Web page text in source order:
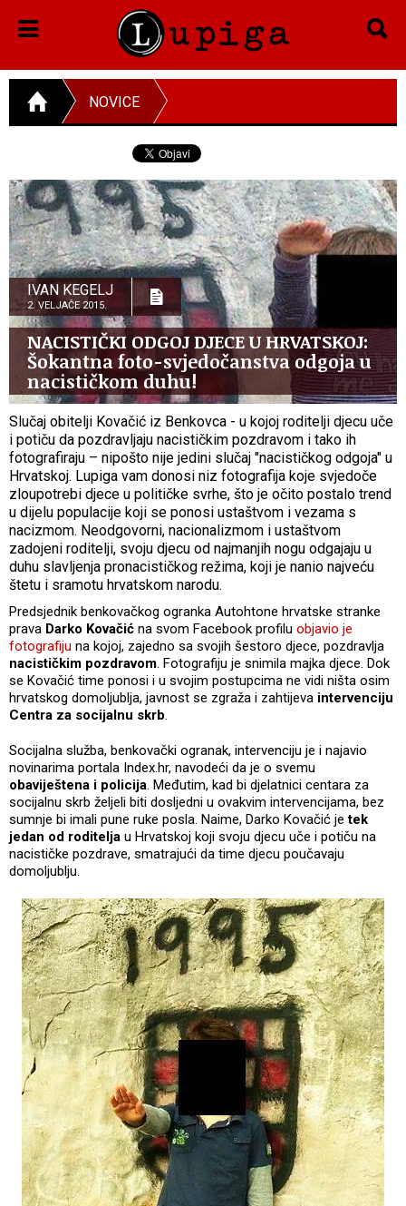
NOVICE
IVAN KEGELJ
2. VELJAČE 2015.
NACISTIČKI ODGOJ DJECE U HRVATSKOJ:
Šokantna foto-svjedočanstva odgoja u
nacističkom duhu!
Slučaj obitelji Kovačić iz Benkovca - u kojoj roditelji djecu uče
i potiču da pozdravljaju nacističkim pozdravom i tako ih
fotografiraju – nipošto nije jedini slučaj "nacističkog odgoja" u
Hrvatskoj. Lupiga vam donosi niz fotografija koje svjedoče
zloupotrebi djece u političke svrhe, što je očito postalo trend
u dijelu populacije koji se ponosi ustaštvom i vezama s
nacizmom. Neodgovorni, nacionalizmom i ustaštvom
zadojeni roditelji, svoju djecu od najmanjih nogu odgajaju u
duhu slavljenja pronacističkog režima, koji je nanio najveću
štetu i sramotu hrvatskom narodu.
Predsjednik benkovačkog ogranka Autohtone hrvatske stranke
prava Darko Kovačić na svom Facebook profilu objavio je
fotografiju na kojoj, zajedno sa svojih šestoro djece, pozdravlja
nacističkim pozdravom. Fotografiju je snimila majka djece. Dok
se Kovačić time ponosi i u svojim postupcima ne vidi ništa osim
hrvatskog domoljublja, javnost se zgraža i zahtijeva intervenciju
Centra za socijalnu skrb.
Socijalna služba, benkovački ogranak, intervenciju je i najavio
novinarima portala Index.hr, navodeći da je o svemu
obaviještena i policija. Međutim, kad bi djelatnici centara za
socijalnu skrb željeli biti dosljedni u ovakvim intervencijama, bez
sumnje bi imali pune ruke posla. Naime, Darko Kovačić jetek
jedan od roditelja u Hrvatskoj koji svoju djecu uče i potiču na
nacističke pozdrave, smatrajući da time djecu poučavaju
domoljublju.